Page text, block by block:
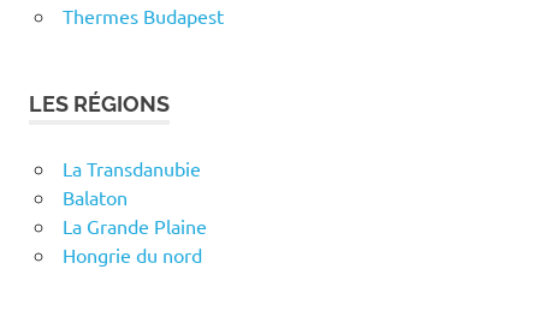
Thermes Budapest
LES RÉGIONS
La Transdanubie
Balaton
La Grande Plaine
Hongrie du nord